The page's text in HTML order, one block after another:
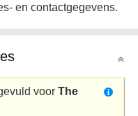
en contactgegevens.
voor The